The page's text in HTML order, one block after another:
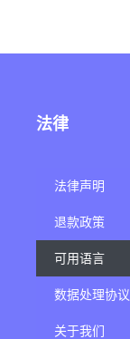
法律
法律声明
退款政策
可用语言
数据处理协议
关于我们